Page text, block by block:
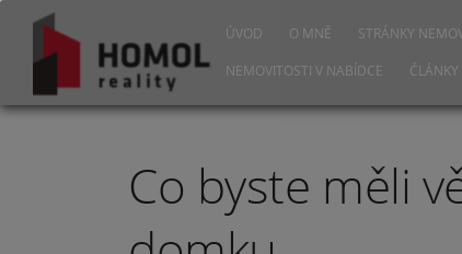
ÚVOD O MNĚ STRÁNKY
NEMOVITOSTI V NABÍDCE
ČLÁNKY
Co byste měli